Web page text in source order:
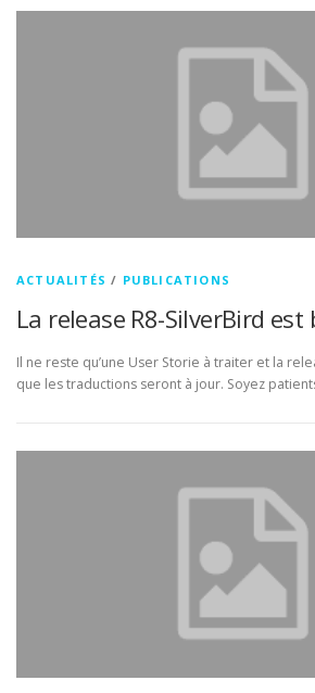
ACTUALITÉS / PUBLICATIONS
La release R8-SilverBird
Il ne reste qu’une User Storie à traiter et la
que les traductions seront à jour. Soyez